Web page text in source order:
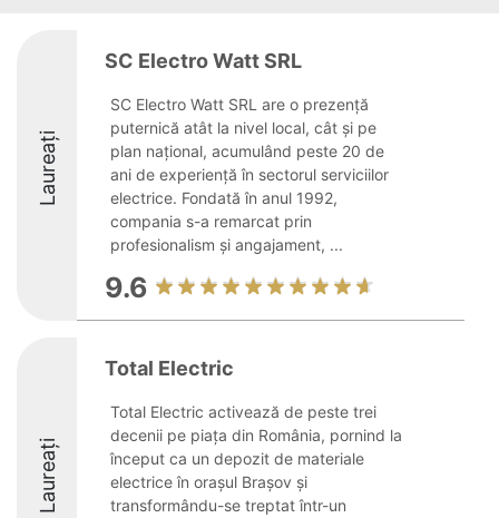
Laureați
SC Electro Watt SRL
SC Electro Watt SRL are o prezență
puternică atât la nivel local, cât și pe
plan național, acumulând peste 20 de
ani de experiență în sectorul serviciilor
electrice. Fondată în anul 1992,
compania s-a remarcat prin
profesionalism și angajament, ...
9.6
Laureați
Total Electric
Total Electric activează de peste trei
decenii pe piața din România, pornind la
început ca un depozit de materiale
electrice în orașul Brașov și
transformându-se treptat într-un